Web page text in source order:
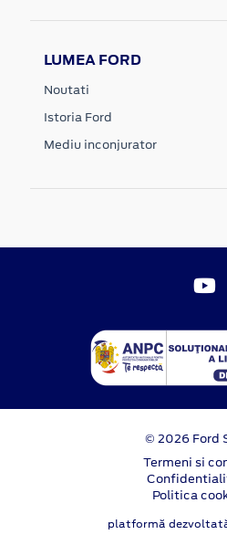
LUMEA FORD
Noutati
Istoria Ford
Mediu inconjurator
© 2026 Ford
Termeni si
Politica
platformă